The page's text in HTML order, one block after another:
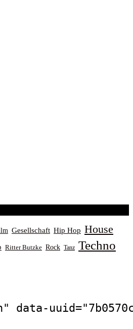
Gesellschaft Hip Hop House
Ritter Butzke Rock Tanz Techno
9fe4-400a-